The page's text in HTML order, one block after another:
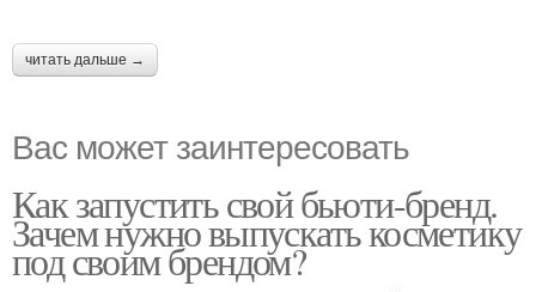
читать дальше →
Вас может заинтересовать
Как запустить свой бьюти-бренд.
Зачем нужно выпускать косметику
под своим брендом?